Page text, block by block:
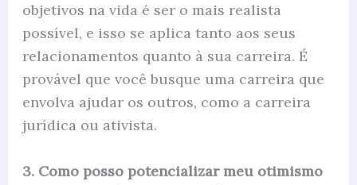
objetivos na vida é ser o mais realista
possível, e isso se aplica tanto aos seus
relacionamentos quanto à sua carreira. É
provável que você busque uma carreira que
envolva ajudar os outros, como a carreira
jurídica ou ativista.
3. Como posso potencializar meu otimismo